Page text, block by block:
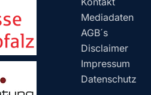
Mediadaten
AGB´s
Disclaimer
Impressum
Datenschutz